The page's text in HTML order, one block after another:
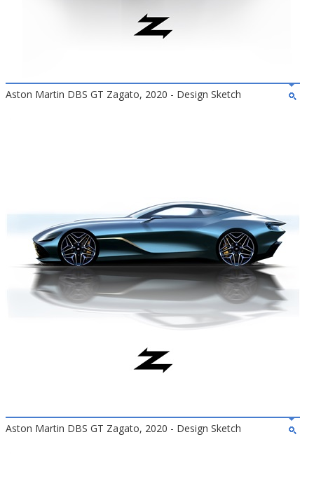
Aston Martin DBS GT Zagato, 2020 - Design Sketch
Aston Martin DBS GT Zagato, 2020 - Design Sketch